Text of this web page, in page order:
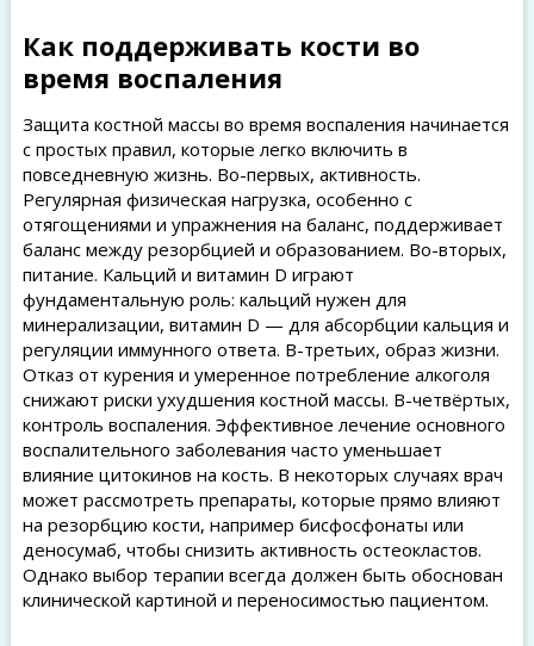
Как поддерживать кости во
время воспаления
Защита костной массы во время воспаления начинается
с простых правил, которые легко включить в
повседневную жизнь. Во-первых, активность.
Регулярная физическая нагрузка, особенно с
отягощениями и упражнения на баланс, поддерживает
баланс между резорбцией и образованием. Во-вторых,
питание. Кальций и витамин D играют
фундаментальную роль: кальций нужен для
минерализации, витамин D — для абсорбции кальция и
регуляции иммунного ответа. В-третьих, образ жизни.
Отказ от курения и умеренное потребление алкоголя
снижают риски ухудшения костной массы. В-четвёртых,
контроль воспаления. Эффективное лечение основного
воспалительного заболевания часто уменьшает
влияние цитокинов на кость. В некоторых случаях врач
может рассмотреть препараты, которые прямо влияют
на резорбцию кости, например бисфосфонаты или
деносумаб, чтобы снизить активность остеокластов.
Однако выбор терапии всегда должен быть обоснован
клинической картиной и переносимостью пациентом.